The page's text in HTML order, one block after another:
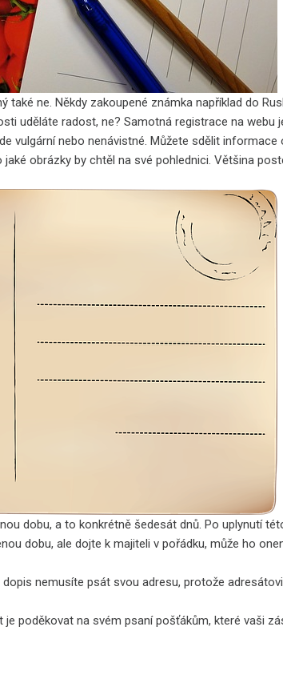
také ne. Někdy zakoupené známka například do
uděláte radost, ne? Samotná registrace na webu
vulgární nebo nenávistné. Můžete sdělit
obrázky by chtěl na své pohlednici. Většina
dobu, a to konkrétně šedesát dnů. Po uplynutí
dobu, ale dojte k majiteli v pořádku, může ho
nemusíte psát svou adresu, protože
poděkovat na svém psaní pošťákům, které vaši